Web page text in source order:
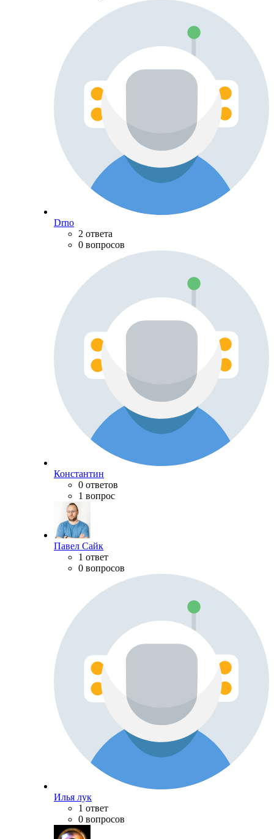
Drno
2 ответа
0 вопросов
Константин
0 ответов
1 вопрос
Павел Сайк
1 ответ
0 вопросов
Илья лук
1 ответ
0 вопросов